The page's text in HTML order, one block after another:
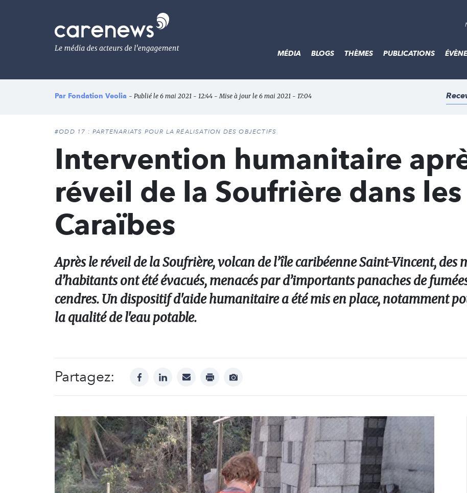
Le
média
de
l'engagement
MÉDIA BLOGS THÈMES PUBLICATIONS
Par Fondation Veolia - Publié le 6 mai 2021 - 12:44 - Mise à jour le 6 mai 2021 - 17:04
#ODD 17 : PARTENARIATS POUR LA RÉALISATION DES OBJECTIFS
Intervention humanitaire
réveil de la Soufrière dans les
Caraïbes
Après le réveil de la Soufrière, volcan de l’île caribéenne Saint-Vincent, des
d’habitants ont été évacués, menacés par d’importants panaches de
cendres. Un dispositif d'aide humanitaire a été mis en place, notamment
la qualité de l'eau potable.
Partagez: facebooklinkedinmail print
Afficher